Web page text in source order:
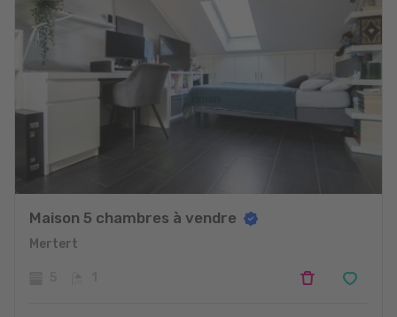
Maison 5 chambres à vendre
Mertert